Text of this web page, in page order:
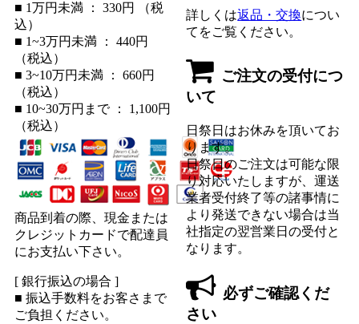
■ 1万円未満 ： 330円 （税
込）
■ 1~3万円未満 ： 440円
（税込）
■ 3~10万円未満 ： 660円
（税込）
■ 10~30万円まで ： 1,100円
（税込）
商品到着の際、現金または
クレジットカードで配達員
にお支払い下さい。
[ 銀行振込の場合 ]
■ 振込手数料をお客さまで
ご負担ください。
詳しくは返品・交換につい
てをご覧ください。
ご注文の受付につ
いて
日祭日はお休みを頂いてお
ります。
日祭日のご注文は可能な限
り対応いたしますが、運送
業者受付終了等の諸事情に
より発送できない場合は当
社指定の翌営業日の受付と
なります。
必ずご確認くだ
さい